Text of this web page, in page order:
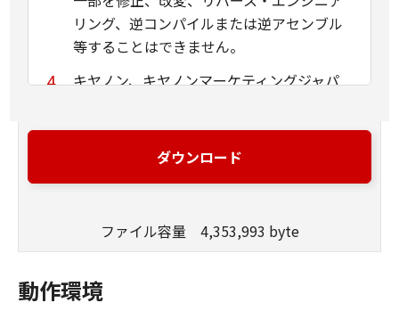
リング、逆コンパイルまたは逆アセンブル
等することはできません。
キヤノン、キヤノンマーケティングジャパ
は、本ソフトウェアがユーザーの特定の目
的のために適当であること、もしくは有用
ていかなる保証もいたしません。
キヤノン、キヤノンマーケティングジャパ
ン株式会社およびキヤノンのライセンサー
は、本ソフトウェアの使用に付随または関
ダウンロード
ファイル容量 4,353,993 byte
動作環境